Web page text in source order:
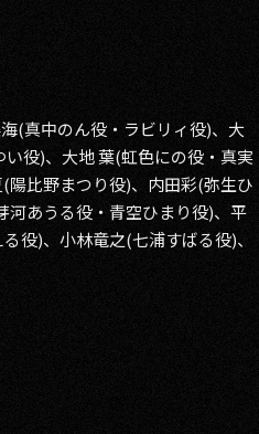
(真中のん役・ラビリィ役)、大
役)、大地 葉(虹色にの役・真実
比野まつり役)、内田彩(弥生ひ
あうる役・青空ひまり役)、平
役)、小林竜之(七浦すばる役)、